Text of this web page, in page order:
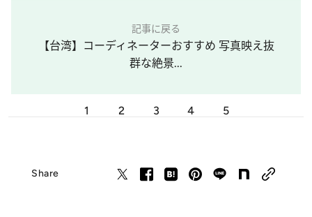
記事に戻る
【台湾】コーディネーターおすすめ 写真映え抜
群な絶景...
1 2 3 4 5
Share